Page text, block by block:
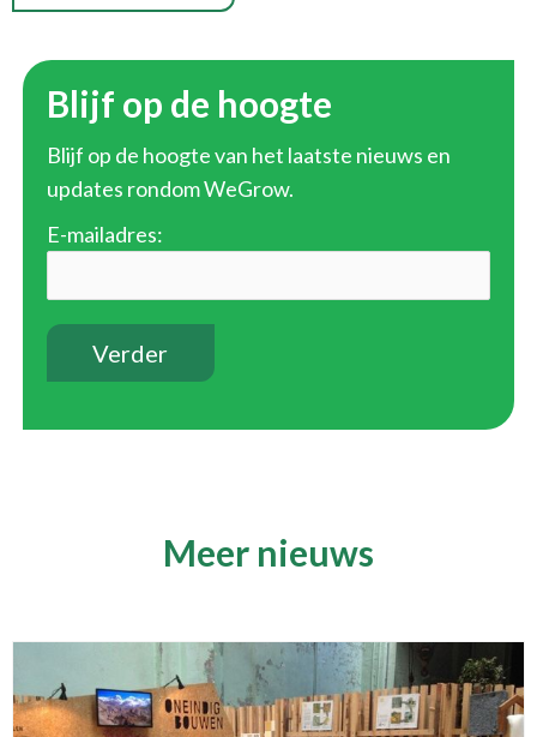
Blijf op de hoogte
Blijf op de hoogte van het laatste nieuws en
updates rondom WeGrow.
E-mailadres:
Meer nieuws